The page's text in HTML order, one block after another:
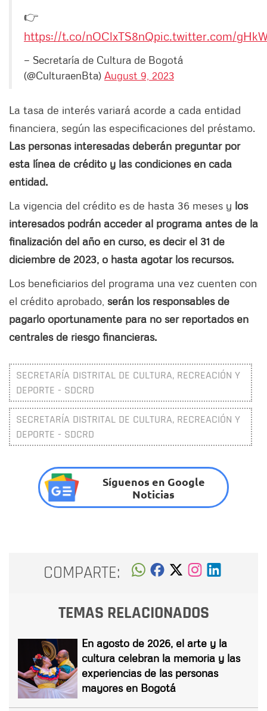
👉
https://t.co/nOClxTS8nQpic.twitter.com/
— Secretaría de Cultura de Bogotá
(@CulturaenBta) August 9, 2023
La tasa de interés variará acorde a cada entidad
financiera, según las especificaciones del préstamo.
Las personas interesadas deberán preguntar por
esta línea de crédito y las condiciones en cada
entidad.
La vigencia del crédito es de hasta 36 meses y los
interesados podrán acceder al programa antes de la
finalización del año en curso, es decir el 31 de
diciembre de 2023, o hasta agotar los recursos.
Los beneficiarios del programa una vez cuenten con
el crédito aprobado, serán los responsables de
pagarlo oportunamente para no ser reportados en
centrales de riesgo financieras.
SECRETARÍA DISTRITAL DE CULTURA, RECREACIÓN Y
DEPORTE - SDCRD
SECRETARÍA DISTRITAL DE CULTURA, RECREACIÓN Y
DEPORTE - SDCRD
Síguenos en Google
Noticias
COMPARTE:
TEMAS RELACIONADOS
En agosto de 2026, el arte y la
cultura celebran la memoria y las
experiencias de las personas
mayores en Bogotá